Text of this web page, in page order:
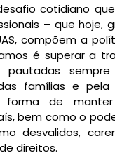
cotidiano
– que hoje,
compõem a
é superar a
pautadas
famílias e pela
forma de
bem como o
desvalidos,
direitos.